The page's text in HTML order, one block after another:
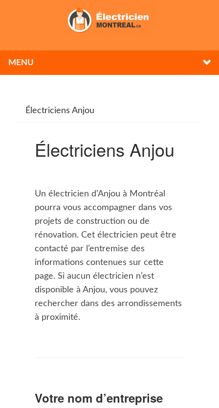
MENU
Électriciens Anjou
Électriciens Anjou
Un électricien d’Anjou à Montréal
pourra vous accompagner dans vos
projets de construction ou de
rénovation. Cet électricien peut être
contacté par l’entremise des
informations contenues sur cette
page. Si aucun électricien n’est
disponible à Anjou, vous pouvez
rechercher dans des arrondissements
à proximité.
Votre nom d’entreprise